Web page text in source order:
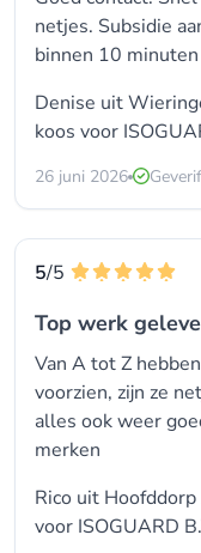
netjes. Subsidie
binnen 10
Denise uit
koos voor
26 juni 2026
5/5
Top werk
Van A tot Z
voorzien, zijn ze
alles ook weer
merken
Rico uit
voor ISOGUARD